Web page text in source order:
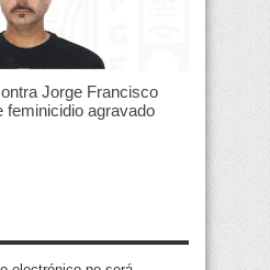
Jorge Francisco
feminicidio agravado